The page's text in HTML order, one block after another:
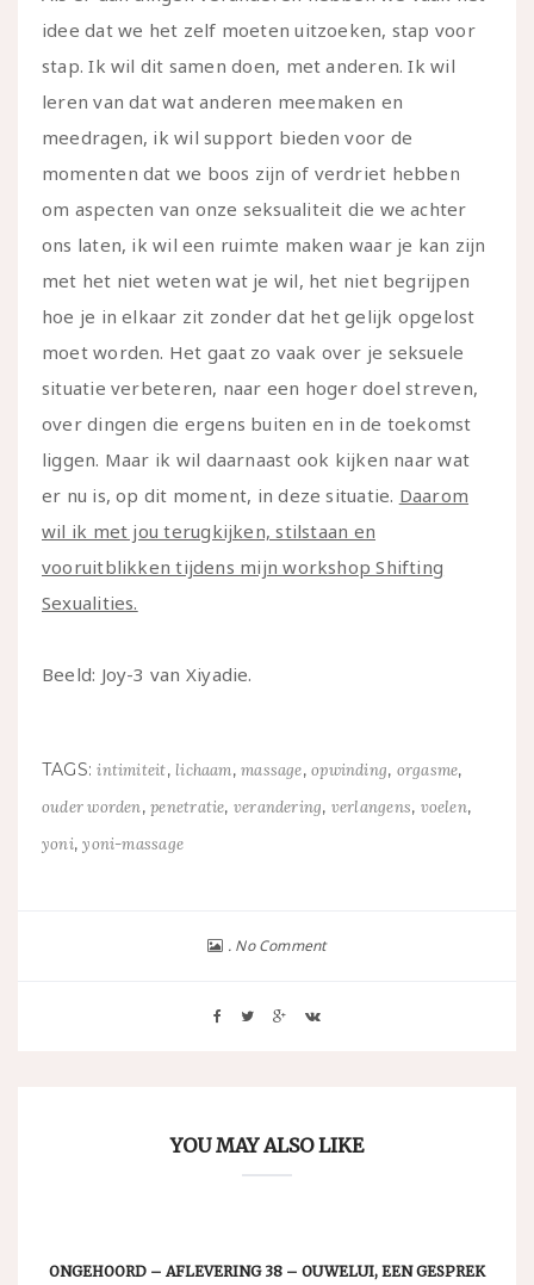
idee dat we het zelf moeten uitzoeken, stap voor
stap. Ik wil dit samen doen, met anderen. Ik wil
leren van dat wat anderen meemaken en
meedragen, ik wil support bieden voor de
momenten dat we boos zijn of verdriet hebben
om aspecten van onze seksualiteit die we achter
ons laten, ik wil een ruimte maken waar je kan zijn
met het niet weten wat je wil, het niet begrijpen
hoe je in elkaar zit zonder dat het gelijk opgelost
moet worden. Het gaat zo vaak over je seksuele
situatie verbeteren, naar een hoger doel streven,
over dingen die ergens buiten en in de toekomst
liggen. Maar ik wil daarnaast ook kijken naar wat
er nu is, op dit moment, in deze situatie. Daarom
wil ik met jou terugkijken, stilstaan en
vooruitblikken tijdens mijn workshop Shifting
Sexualities.
Beeld: Joy-3 van Xiyadie.
TAGS:intimiteit, lichaam,massage,opwinding, orgasme,
ouder worden,penetratie, verandering, verlangens, voelen,
yoni,yoni-massage
No Comment
YOU MAY ALSO LIKE
ONGEHOORD – AFLEVERING 38 – OUWELUI, EEN GESPREK